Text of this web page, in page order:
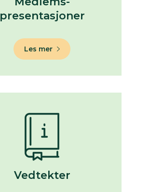
presentasjoner
Les mer
Vedtekter